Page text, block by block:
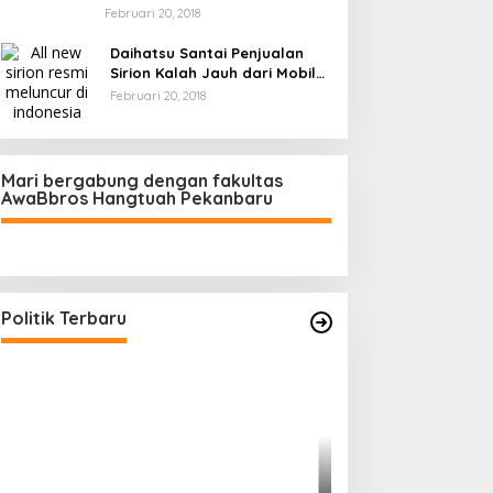
Februari 20, 2018
Daihatsu Santai Penjualan
Sirion Kalah Jauh dari Mobil
LCGC
Februari 20, 2018
Mari bergabung dengan fakultas
AwaBbros Hangtuah Pekanbaru
Politik Terbaru
Personel, Tegaskan Komitmen
Bersih Narkoba
Di Politik, Polri | Februari 23, 2026